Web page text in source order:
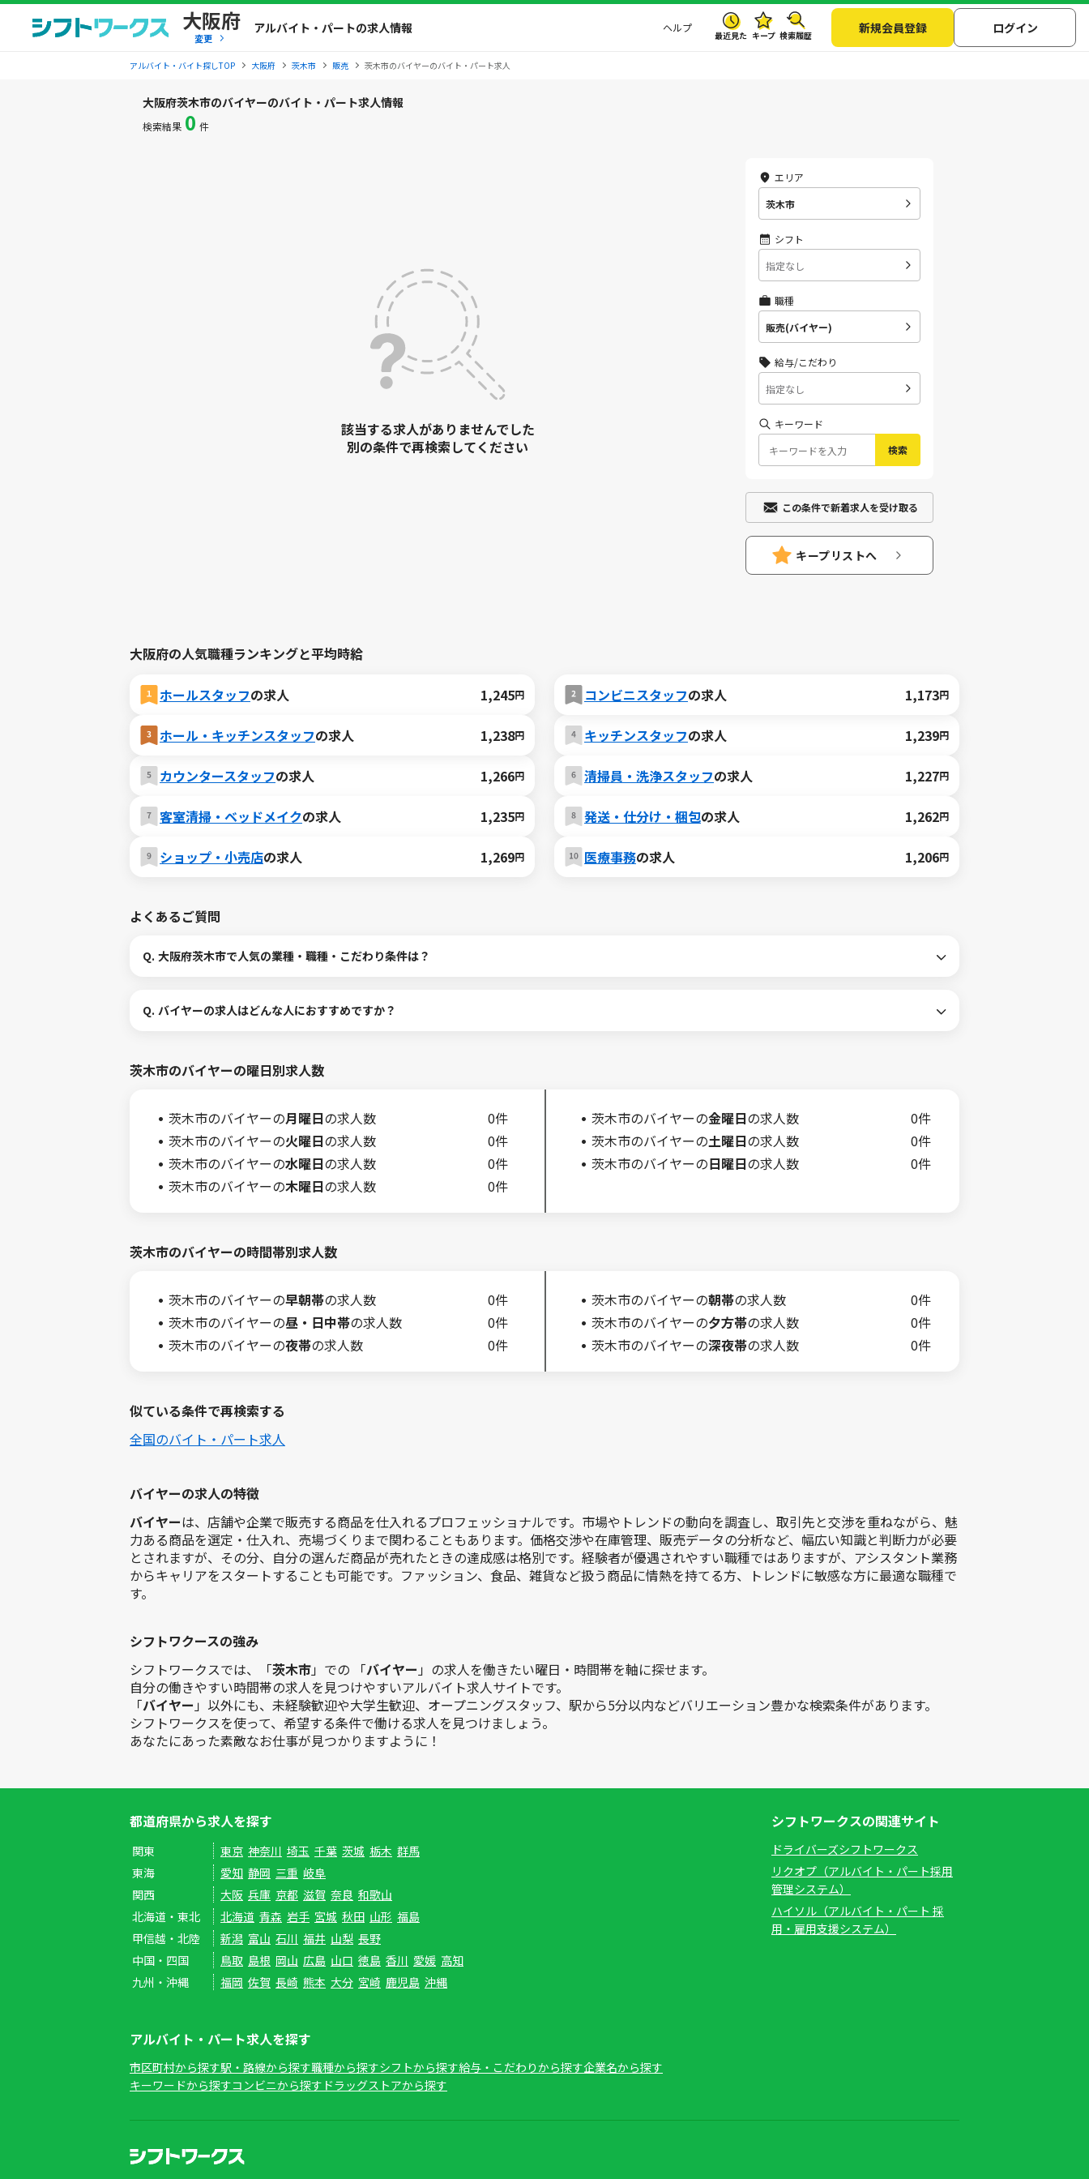
大阪府
変更
アルバイト・パートの求人情報 ヘルプ
最近見た キープ 検索履歴 新規会員登録 ログイン
アルバイト・バイト探しTOP 大阪府 茨木市 販売 茨木市のバイヤーのバイト・パート求人
大阪府茨木市のバイヤーのバイト・パート求人情報
検索結果 0 件
該当する求人がありませんでした
別の条件で再検索してください
エリア
茨木市
シフト
指定なし
職種
販売(バイヤー)
給与/こだわり
指定なし
キーワード
検索
この条件で新着求人を受け取る
キープリストへ
大阪府の人気職種ランキングと平均時給
ホールスタッフの求人 1,245円 コンビニスタッフの求人 1,173円
ホール・キッチンスタッフの求人 1,238円 キッチンスタッフの求人 1,239円
カウンタースタッフの求人 1,266円 清掃員・洗浄スタッフの求人 1,227円
客室清掃・ベッドメイクの求人 1,235円 発送・仕分け・梱包の求人 1,262円
ショップ・小売店の求人 1,269円 医療事務の求人 1,206円
よくあるご質問
Q. 大阪府茨木市で人気の業種・職種・こだわり条件は？
Q. バイヤーの求人はどんな人におすすめですか？
茨木市のバイヤーの曜日別求人数
茨木市のバイヤーの月曜日の求人数 0件 茨木市のバイヤーの金曜日の求人数
0件
茨木市のバイヤーの火曜日の求人数 0件 茨木市のバイヤーの土曜日の求人数
0件
茨木市のバイヤーの水曜日の求人数 0件 茨木市のバイヤーの日曜日の求人数
0件
茨木市のバイヤーの木曜日の求人数 0件
茨木市のバイヤーの時間帯別求人数
茨木市のバイヤーの早朝帯の求人数 0件 茨木市のバイヤーの朝帯の求人数
0件
茨木市のバイヤーの昼・日中帯の求人数 0件 茨木市のバイヤーの夕方帯の求人数
0件
茨木市のバイヤーの夜帯の求人数 0件 茨木市のバイヤーの深夜帯の求人数 0件
似ている条件で再検索する
全国のバイト・パート求人
バイヤーの求人の特徴
バイヤーは、店舗や企業で販売する商品を仕入れるプロフェッショナルです。市場やトレンドの動向を調査し、取引先と交渉を重ねながら、魅
力ある商品を選定・仕入れ、売場づくりまで関わることもあります。価格交渉や在庫管理、販売データの分析など、幅広い知識と判断力が必要
とされますが、その分、自分の選んだ商品が売れたときの達成感は格別です。経験者が優遇されやすい職種ではありますが、アシスタント業務
からキャリアをスタートすることも可能です。ファッション、食品、雑貨など扱う商品に情熱を持てる方、トレンドに敏感な方に最適な職種で
す。
シフトワクースの強み
シフトワークスでは、「茨木市」での 「バイヤー」の求人を働きたい曜日・時間帯を軸に探せます。
自分の働きやすい時間帯の求人を見つけやすいアルバイト求人サイトです。
「バイヤー」以外にも、未経験歓迎や大学生歓迎、オープニングスタッフ、駅から5分以内などバリエーション豊かな検索条件があります。
シフトワークスを使って、希望する条件で働ける求人を見つけましょう。
あなたにあった素敵なお仕事が見つかりますように！
都道府県から求人を探す
関東
東海
関西
北海道・東北
甲信越・北陸
中国・四国
九州・沖縄
東京 神奈川 埼玉 千葉 茨城 栃木 群馬
愛知 静岡 三重 岐阜
大阪 兵庫 京都 滋賀 奈良 和歌山
北海道 青森 岩手 宮城 秋田 山形 福島
新潟 富山 石川 福井 山梨 長野
鳥取 島根 岡山 広島 山口 徳島 香川 愛媛 高知
福岡 佐賀 長崎 熊本 大分 宮崎 鹿児島 沖縄
アルバイト・パート求人を探す
市区町村から探す駅・路線から探す職種から探すシフトから探す給与・こだわりから探す企業名から探す
キーワードから探すコンビニから探す ドラッグストアから探す
シフトワークスの関連サイト
ドライバーズシフトワークス
リクオプ（アルバイト・パート採用
管理システム）
ハイソル（アルバイト・パート 採
用・雇用支援システム）